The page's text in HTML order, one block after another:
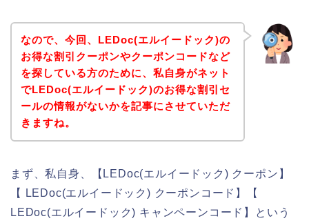
なので、今回、LEDoc(エルイードック)の
お得な割引クーポンやクーポンコードなど
を探している方のために、私自身がネット
でLEDoc(エルイードック)のお得な割引セ
ールの情報がないかを記事にさせていただ
きますね。
まず、私自身、【LEDoc(エルイードック) クーポン】
【 LEDoc(エルイードック) クーポンコード】【
LEDoc(エルイードック) キャンペーンコード】という